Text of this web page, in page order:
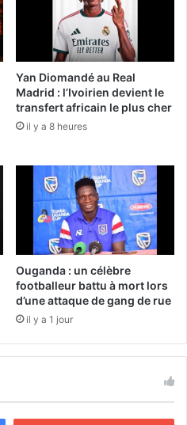
Yan Diomandé au Real
Madrid : l’Ivoirien devient le
transfert africain le plus cher
il y a 8 heures
Ouganda : un célèbre
footballeur battu à mort lors
d’une attaque de gang de rue
il y a 1 jour